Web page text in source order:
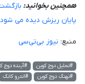
همچنین بخوانید:
پایان ریزش دیده می شود
منبع: نیوز بی‌تی‌سی
#تحلیل دوج کوین #آینده دوج
#نهنگ دوج کوین
#اندرو کانگ